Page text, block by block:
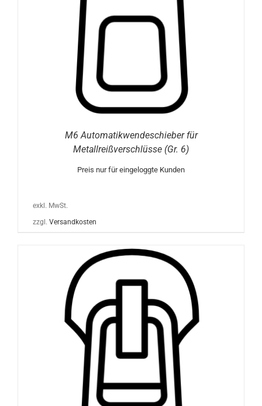
M6 Automatikwendeschieber für
Metallreißverschlüsse (Gr. 6)
Preis nur für eingeloggte Kunden
exkl. MwSt.
zzgl. Versandkosten